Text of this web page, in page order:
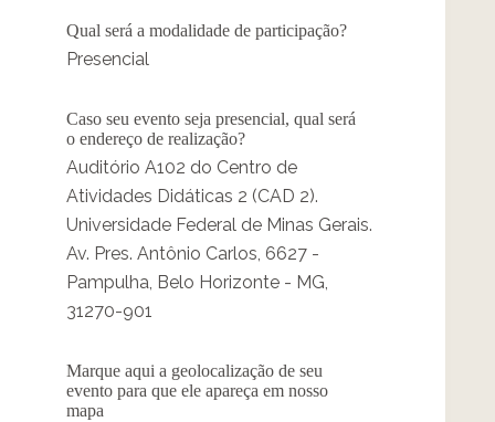
Qual será a modalidade de participação?
Presencial
Caso seu evento seja presencial, qual será
o endereço de realização?
Auditório A102 do Centro de
Atividades Didáticas 2 (CAD 2).
Universidade Federal de Minas Gerais.
Av. Pres. Antônio Carlos, 6627 -
Pampulha, Belo Horizonte - MG,
31270-901
Marque aqui a geolocalização de seu
evento para que ele apareça em nosso
mapa